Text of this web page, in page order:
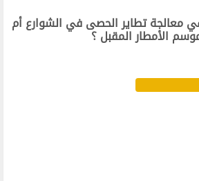
معالجة تطاير الحصى في الشوارع أم
الأمطار المقبل ؟